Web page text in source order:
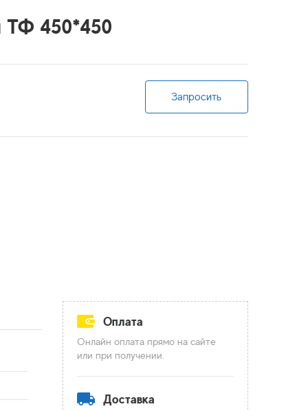
ТФ 450*450
Запросить
Оплата
Онлайн оплата прямо на сайте
или при получении.
Доставка